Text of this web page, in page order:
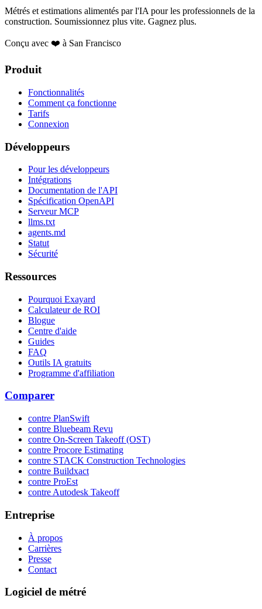
Métrés et estimations alimentés par l'IA pour les professionnels de la
construction. Soumissionnez plus vite. Gagnez plus.
Conçu avec ❤️ à San Francisco
Produit
Fonctionnalités
Comment ça fonctionne
Tarifs
Connexion
Développeurs
Pour les développeurs
Intégrations
Documentation de l'API
Spécification OpenAPI
Serveur MCP
llms.txt
agents.md
Statut
Sécurité
Ressources
Pourquoi Exayard
Calculateur de ROI
Blogue
Centre d'aide
Guides
FAQ
Outils IA gratuits
Programme d'affiliation
Comparer
contre PlanSwift
contre Bluebeam Revu
contre On-Screen Takeoff (OST)
contre Procore Estimating
contre STACK Construction Technologies
contre Buildxact
contre ProEst
contre Autodesk Takeoff
Entreprise
À propos
Carrières
Presse
Contact
Logiciel de métré